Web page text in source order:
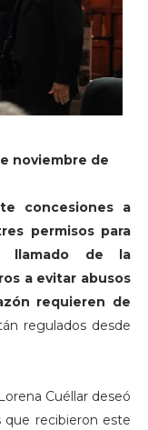
noviembre de
concesiones a
permisos para
llamado de la
a evitar abusos
requieren de
regulados desde
Cuéllar deseó
que recibieron este